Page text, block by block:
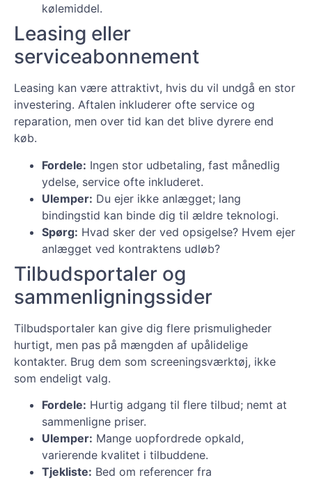
kølemiddel.
Leasing eller
serviceabonnement
Leasing kan være attraktivt, hvis du vil undgå en stor
investering. Aftalen inkluderer ofte service og
reparation, men over tid kan det blive dyrere end
køb.
Fordele: Ingen stor udbetaling, fast månedlig
ydelse, service ofte inkluderet.
Ulemper: Du ejer ikke anlægget; lang
bindingstid kan binde dig til ældre teknologi.
Spørg: Hvad sker der ved opsigelse? Hvem ejer
anlægget ved kontraktens udløb?
Tilbudsportaler og
sammenligningssider
Tilbudsportaler kan give dig flere prismuligheder
hurtigt, men pas på mængden af upålidelige
kontakter. Brug dem som screeningsværktøj, ikke
som endeligt valg.
Fordele: Hurtig adgang til flere tilbud; nemt at
sammenligne priser.
Ulemper: Mange uopfordrede opkald,
varierende kvalitet i tilbuddene.
Tjekliste: Bed om referencer fra